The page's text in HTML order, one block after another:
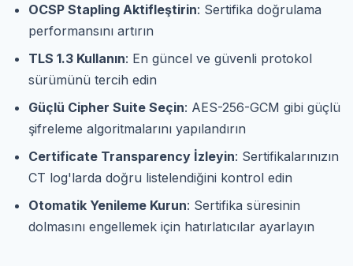
OCSP Stapling Aktifleştirin: Sertifika doğrulama
performansını artırın
TLS 1.3 Kullanın: En güncel ve güvenli protokol
sürümünü tercih edin
Güçlü Cipher Suite Seçin: AES-256-GCM gibi güçlü
şifreleme algoritmalarını yapılandırın
Certificate Transparency İzleyin: Sertifikalarınızın
CT log'larda doğru listelendiğini kontrol edin
Otomatik Yenileme Kurun: Sertifika süresinin
dolmasını engellemek için hatırlatıcılar ayarlayın